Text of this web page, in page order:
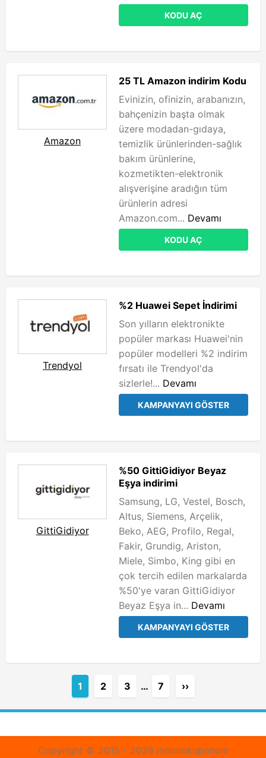
KODU AÇ
Amazon
25 TL Amazon indirim Kodu
Evinizin, ofinizin, arabanızın,
bahçenizin başta olmak
üzere modadan-gıdaya,
temizlik ürünlerinden-sağlık
bakım ürünlerine,
kozmetikten-elektronik
alışverişine aradığın tüm
ürünlerin adresi
Amazon.com... Devamı
KODU AÇ
Trendyol
%2 Huawei Sepet İndirimi
Son yılların elektronikte
popüler markası Huawei'nin
popüler modelleri %2 indirim
fırsatı ile Trendyol'da
sizlerle!... Devamı
KAMPANYAYI GÖSTER
GittiGidiyor
%50 GittiGidiyor Beyaz
Eşya indirimi
Samsung, LG, Vestel, Bosch,
Altus, Siemens, Arçelik,
Beko, AEG, Profilo, Regal,
Fakir, Grundig, Ariston,
Miele, Simbo, King gibi en
çok tercih edilen markalarda
%50'ye varan GittiGidiyor
Beyaz Eşya in... Devamı
KAMPANYAYI GÖSTER
1 2 3 … 7 ››
Copyright © 2015 - 2026 indirimkuponum